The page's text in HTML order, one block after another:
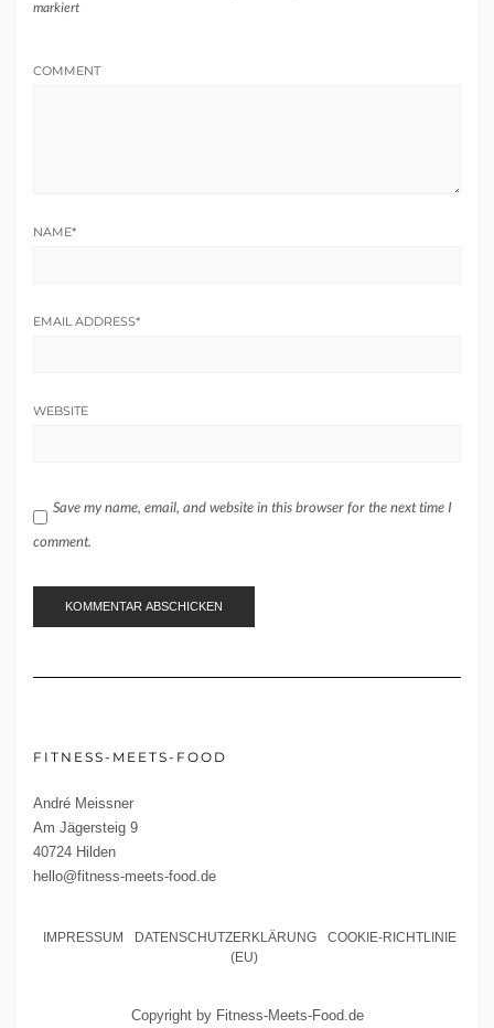
markiert
COMMENT
NAME*
EMAIL ADDRESS*
WEBSITE
Save my name, email, and website in this browser for the next time I
comment.
FITNESS-MEETS-FOOD
André Meissner
Am Jägersteig 9
40724 Hilden
hello@fitness-meets-food.de
IMPRESSUM DATENSCHUTZERKLÄRUNG
COOKIE-RICHTLINIE
(EU)
Copyright by Fitness-Meets-Food.de